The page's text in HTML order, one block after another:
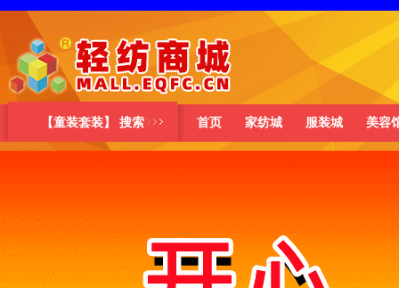
【童装套装】 搜索 首页 家纺城 服装城 美容